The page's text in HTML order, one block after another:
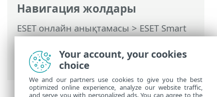
Навигация жолдары
ESET онлайн анықтамасы>ESET Smart
Security Premium>Өнімді іске қосу>
Белсендіру сәтсіз аяқталды — жалпы
сценарийлер
Your account, your cookies
choice
We and our partners use cookies to give you the best
optimized online experience, analyze our website traffic,
and serve you with personalized ads. You can agree to the